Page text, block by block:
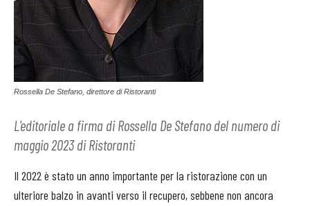
Rossella De Stefano, direttore di Ristoranti
L'editoriale a firma di Rossella De Stefano del numero di
maggio 2023 di Ristoranti
Il 2022 è stato un anno importante per la ristorazione con un
ulteriore balzo in avanti verso il recupero, sebbene non ancora